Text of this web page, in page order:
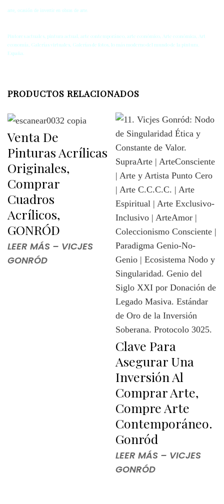
arte, ocasión de invertir en obras de arte.
Pintores actuales, pintura actual, arte contemporáneo, arte económico, Arte económica, Art
economía, Galerías virtuales, Galerías de fotos, lo más moderno del mundo de la pintura.
España.
PRODUCTOS RELACIONADOS
Venta De
Pinturas Acrílicas
Originales,
Comprar
Cuadros
Acrílicos,
GONRÓD
LEER MÁS – VICJES
GONRÓD
Clave Para
Asegurar Una
Inversión Al
Comprar Arte,
Compre Arte
Contemporáneo.
Gonród
LEER MÁS – VICJES
GONRÓD